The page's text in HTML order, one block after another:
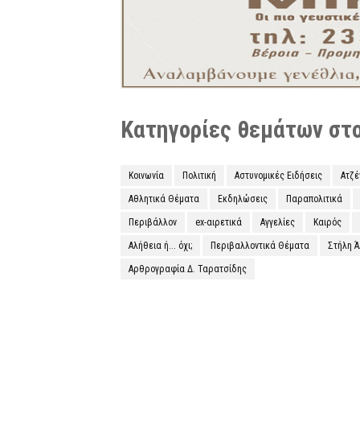
Κατηγορίες θεμάτων
Κοινωνία Πολιτική Αστυνομικές Ειδήσεις
Αθλητικά Θέματα Εκδηλώσεις Παραπολιτικά
Περιβάλλον ex-αιρετικά Αγγελίες Καιρός
Αλήθεια ή... όχι; Περιβαλλοντικά Θέματα Στήλη
Αρθρογραφία Δ. Ταρατσίδης